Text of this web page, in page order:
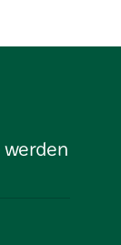
werden